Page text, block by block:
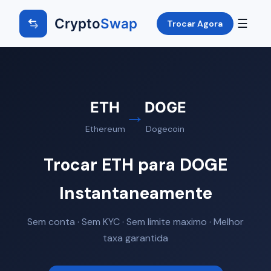
CryptoSwap Trocar Agora ☰
ETH
Ethereum
→ DOGE
Dogecoin
Trocar ETH para DOGE
Instantaneamente
Sem conta · Sem KYC · Sem limite maximo · Melhor
taxa garantida